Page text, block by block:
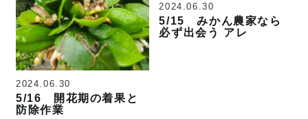
2024.06.30
5/16 開花期の着果と
防除作業
2024.06.30
5/15 みかん農家なら
必ず出会う アレ